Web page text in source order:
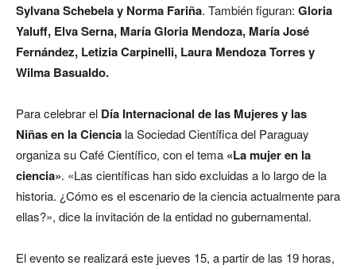
Sylvana Schebela y Norma Fariña. También figuran: Gloria
Yaluff, Elva Serna, María Gloria Mendoza, María José
Fernández, Letizia Carpinelli, Laura Mendoza Torres y
Wilma Basualdo.
Para celebrar el Día Internacional de las Mujeres y las
Niñas en la Ciencia la Sociedad Científica del Paraguay
organiza su Café Científico, con el tema «La mujer en la
ciencia». «Las científicas han sido excluidas a lo largo de la
historia. ¿Cómo es el escenario de la ciencia actualmente para
ellas?», dice la invitación de la entidad no gubernamental.
El evento se realizará este jueves 15, a partir de las 19 horas,